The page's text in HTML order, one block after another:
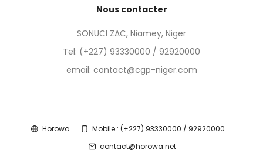
Nous contacter
SONUCI ZAC, Niamey, Niger
Tel: (+227) 93330000 / 92920000
email: contact@cgp-niger.com
Horowa
Mobile : (+227) 93330000 / 92920000
contact@horowa.net